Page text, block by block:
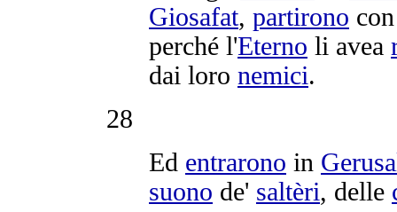
Giosafat, partirono
perché l'Eterno li avea
dai loro nemici.
28
Ed entrarono in
suono de' saltèri, delle